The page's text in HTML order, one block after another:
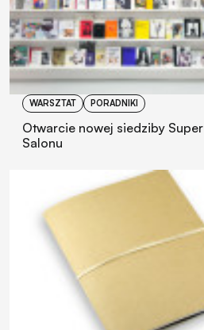
WARSZTAT PORADNIKI
Otwarcie nowej siedziby Super
Salonu